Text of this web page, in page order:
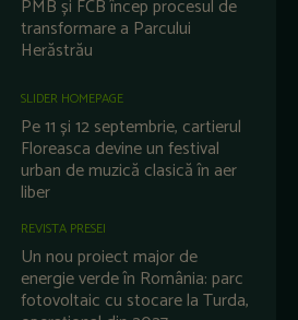
PMB și FCB încep procesul de
transformare a Parcului
Herăstrău
SLIDER HOMEPAGE
Pe 11 și 12 septembrie, cartierul
Floreasca devine un festival
urban de muzică clasică în aer
liber
REVISTA PRESEI
Un nou proiect major de
energie verde în România: parc
fotovoltaic cu stocare la Turda,